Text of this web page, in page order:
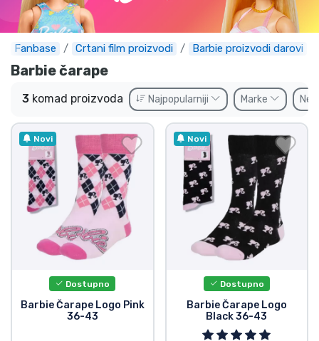
Fanbase Crtani film proizvodi Barbie proizvodi darovi
Barbie čarape
3 komad proizvoda Najpopularniji Marke Ne
Novi
Dostupno
Barbie Čarape Logo Pink
36-43
Novi
Dostupno
Barbie Čarape Logo
Black 36-43
Akcija
Ekspresna dostava
Prednarudžbe
Outlet proizvodi
Dostava i plaćanje
TV serija proizvodi
Film proizvodi
Anime proizvodi